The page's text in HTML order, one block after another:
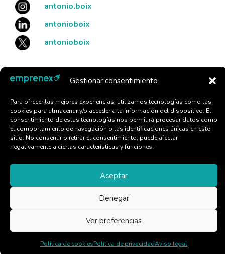
Gestionar consentimiento
Para ofrecer las mejores experiencias, utilizamos tecnologías como las
cookies para almacenar y/o acceder a la información del dispositivo. El
consentimiento de estas tecnologías nos permitirá procesar datos como
el comportamiento de navegación o las identificaciones únicas en este
sitio. No consentir o retirar el consentimiento, puede afectar
negativamente a ciertas características y funciones.
Aceptar
Denegar
Ver preferencias
Política de cookiesPolítica de privacidadAviso legal
antonio.boix
antonioboix
antonioboix
El Método CREAL
Apúntate al Newsletter
emprenex©, 2026. Todos los derechos reservados